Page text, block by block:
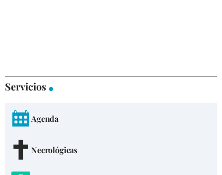
Servicios
Agenda
Necrológicas